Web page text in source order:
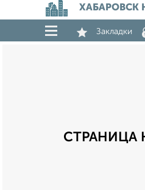
ХАБАРОВСК
Закладки
СТРАНИЦА